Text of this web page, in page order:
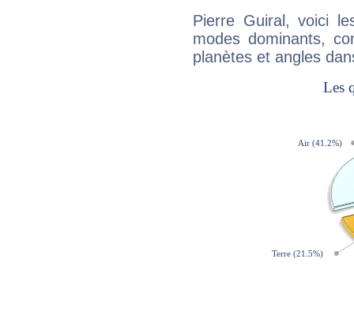
Pierre Guiral, voici
modes dominants,
planètes et angles